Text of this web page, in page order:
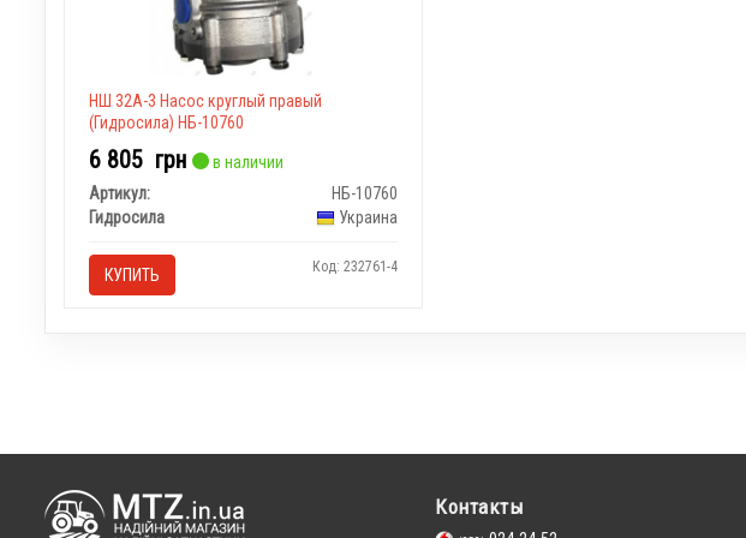
НШ 32А-3 Насос круглый правый
(Гидросила) НБ-10760
6 805 грн
в наличии
Артикул:
НБ-10760
Гидросила
Украина
КУПИТЬ Код: 232761-4
Контакты